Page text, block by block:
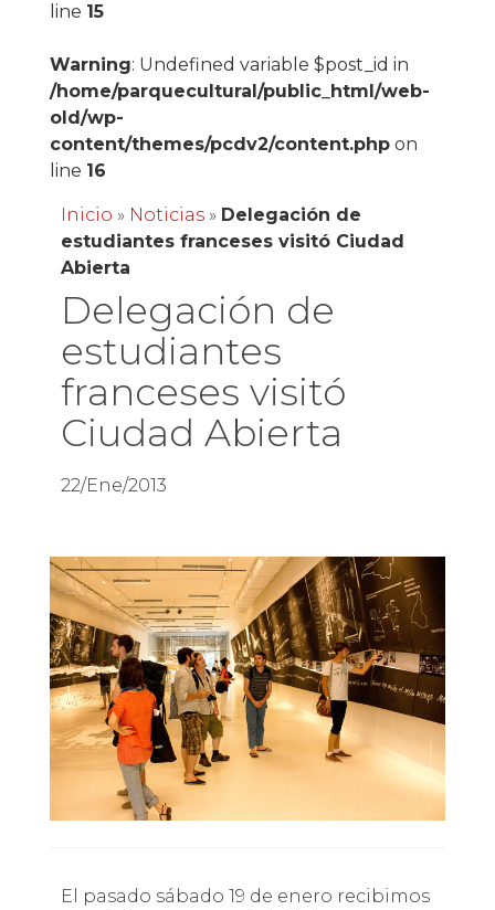
line 15
Warning: Undefined variable $post_id in
/home/parquecultural/public_html/web-
old/wp-
content/themes/pcdv2/content.phpon
line 16
Inicio » Noticias» Delegación de
estudiantes franceses visitó Ciudad
Abierta
Delegación de
estudiantes
franceses visitó
Ciudad Abierta
22/Ene/2013
El pasado sábado 19 de enero recibimos